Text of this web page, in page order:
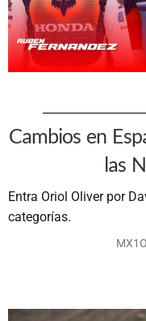
Cambios en
las
Entra Oriol Oliver por
categorías.